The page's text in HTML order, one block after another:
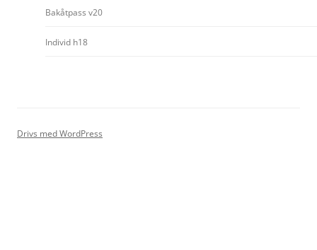
Bakåtpass v20
Individ h18
Drivs med WordPress